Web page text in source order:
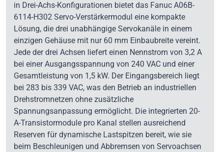
in Drei-Achs-Konfigurationen bietet das Fanuc A06B-
6114-H302 Servo-Verstärkermodul eine kompakte
Lösung, die drei unabhängige Servokanäle in einem
einzigen Gehäuse mit nur 60 mm Einbaubreite vereint.
Jede der drei Achsen liefert einen Nennstrom von 3,2 A
bei einer Ausgangsspannung von 240 VAC und einer
Gesamtleistung von 1,5 kW. Der Eingangsbereich liegt
bei 283 bis 339 VAC, was den Betrieb an industriellen
Drehstromnetzen ohne zusätzliche
Spannungsanpassung ermöglicht. Die integrierten 20-
A-Transistormodule pro Kanal stellen ausreichend
Reserven für dynamische Lastspitzen bereit, wie sie
beim Beschleunigen und Abbremsen von Servoachsen